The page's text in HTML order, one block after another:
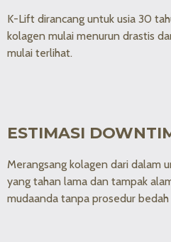
K-Lift dirancang untuk usia 30
kolagen mulai menurun drastis
mulai terlihat.
ESTIMASI
Merangsang kolagen dari dalam
yang tahan lama dan tampak
mudaanda tanpa prosedur bedah